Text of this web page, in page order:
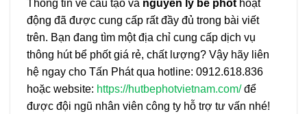
Thông tin về cấu tạo và nguyên lý bể phốt hoạt
động đã được cung cấp rất đầy đủ trong bài viết
trên. Bạn đang tìm một địa chỉ cung cấp dịch vụ
thông hút bể phốt giá rẻ, chất lượng? Vậy hãy liên
hệ ngay cho Tấn Phát qua hotline: 0912.618.836
hoặc website: https://hutbephotvietnam.com/để
được đội ngũ nhân viên công ty hỗ trợ tư vấn nhé!